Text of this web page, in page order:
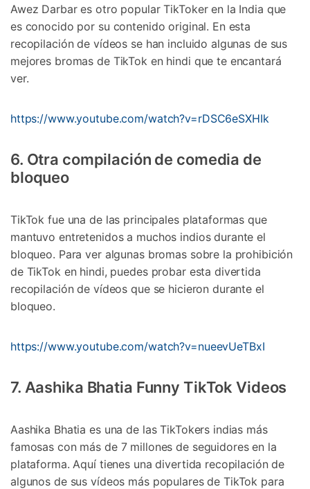
Awez Darbar es otro popular TikToker en la India que
es conocido por su contenido original. En esta
recopilación de vídeos se han incluido algunas de sus
mejores bromas de TikTok en hindi que te encantará
ver.
https://www.youtube.com/watch?v=rDSC6eSXHIk
6. Otra compilación de comedia de
bloqueo
TikTok fue una de las principales plataformas que
mantuvo entretenidos a muchos indios durante el
bloqueo. Para ver algunas bromas sobre la prohibición
de TikTok en hindi, puedes probar esta divertida
recopilación de vídeos que se hicieron durante el
bloqueo.
https://www.youtube.com/watch?v=nueevUeTBxI
7. Aashika Bhatia Funny TikTok Videos
Aashika Bhatia es una de las TikTokers indias más
famosas con más de 7 millones de seguidores en la
plataforma. Aquí tienes una divertida recopilación de
algunos de sus vídeos más populares de TikTok para